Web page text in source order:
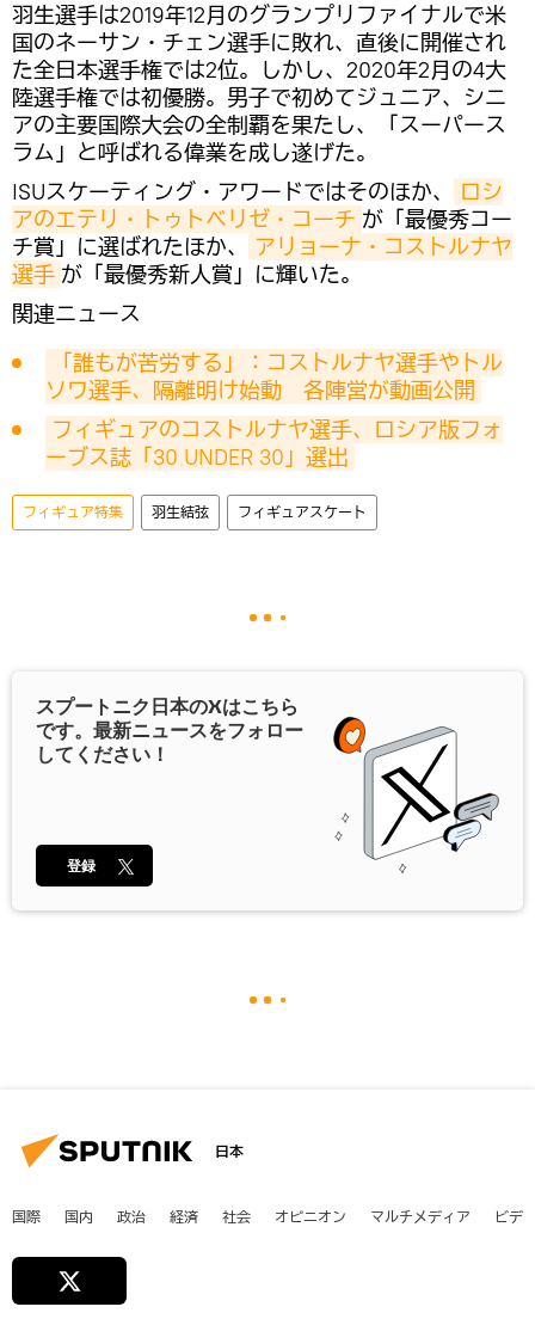
羽生選手は2019年12月のグランプリファイナルで米
国のネーサン・チェン選手に敗れ、直後に開催され
た全日本選手権では2位。しかし、2020年2月の4大
陸選手権では初優勝。男子で初めてジュニア、シニ
アの主要国際大会の全制覇を果たし、「スーパース
ラム」と呼ばれる偉業を成し遂げた。
ISUスケーティング・アワードではそのほか、
ロシ
アのエテリ・トゥトベリゼ・コーチ が「最優秀コー
チ賞」に選ばれたほか、
アリョーナ・コストルナヤ
選手 が「最優秀新人賞」に輝いた。
関連ニュース
「誰もが苦労する」：コストルナヤ選手やトル
ソワ選手、隔離明け始動　各陣営が動画公開
フィギュアのコストルナヤ選手、ロシア版フォ
ーブス誌「30 UNDER 30」選出
フィギュア特集 羽生結弦 フィギュアスケート
スプートニク日本のXはこちら
です。最新ニュースをフォロー
してください！
登録
日本
国際 国内 政治 経済 社会 オピニオン マルチメディア ビデ